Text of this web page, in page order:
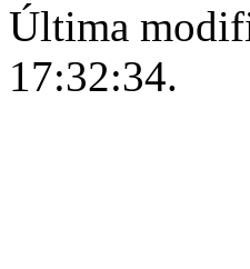
Última
17:32:34.